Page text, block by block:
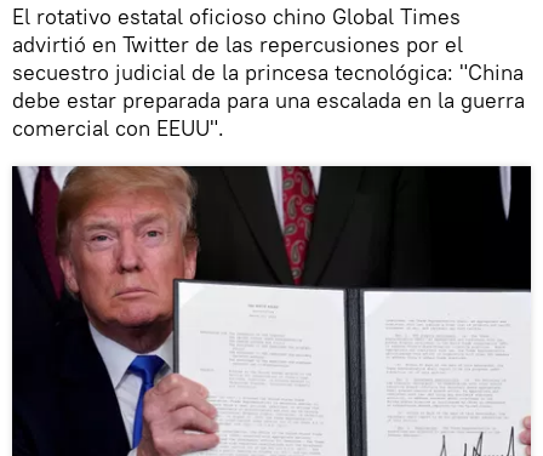
El rotativo estatal oficioso chino Global Times
advirtió en Twitter de las repercusiones por el
secuestro judicial de la princesa tecnológica: "China
debe estar preparada para una escalada en la guerra
comercial con EEUU".